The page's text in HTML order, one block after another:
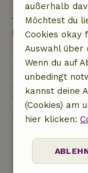
Eine Frage
Kontakt mit
Eine
Buchung
außerhalb
Möchtest du
Cookies okay
Auswahl über
Wenn du auf
unbedingt
kannst deine
(Cookies) am
hier klicken: